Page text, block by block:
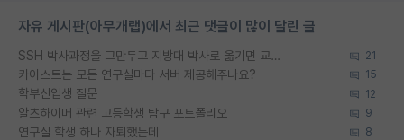
자유 게시판(아무개랩)에서 최근 댓글이 많이 달린 글
SSH 박사과정을 그만두고 지방대 박사로 옮기면 교수의 꿈은 끝일까요? 21
카이스트는 모든 연구실마다 서버 제공해주나요? 15
학부신입생 질문 12
알츠하이머 관련 고등학생 탐구 포트폴리오 9
연구실 학생 하나 자퇴했는데 8